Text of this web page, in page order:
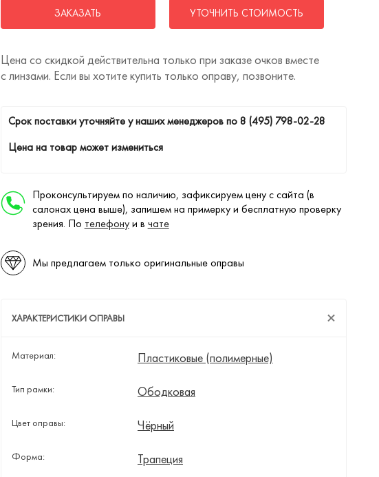
ЗАКАЗАТЬ УТОЧНИТЬ СТОИМОСТЬ
Цена со скидкой действительна только при заказе очков вместе
с линзами. Если вы хотите купить только оправу, позвоните.
Cрок поставки уточняйте у наших менеджеров по8 (495) 798-02-28
Цена на товар может измениться
Проконсультируем по наличию, зафиксируем цену с сайта (в
салонах цена выше), запишем на примерку и бесплатную проверку
зрения. По телефонуи в чате
Мы предлагаем только оригинальные оправы
ХАРАКТЕРИСТИКИ ОПРАВЫ
Материал: Пластиковые (полимерные)
Тип рамки: Ободковая
Цвет оправы: Чёрный
Форма: Трапеция